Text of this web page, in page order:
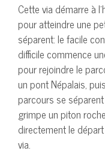
Cette via démarre à
pour atteindre une
séparent: le facile
difficile commence
pour rejoindre le
un pont Népalais,
parcours se
grimpe un piton
directement le
via.